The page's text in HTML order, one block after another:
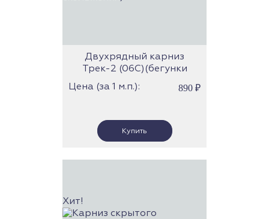
Двухрядный карниз
Трек-2 (06С)(бегунки
скольжения)
Цена (за 1 м.п.): 890 ₽
Хит!